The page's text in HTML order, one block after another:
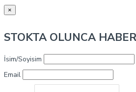
×
STOKTA OLUNCA
İsim/Soyisim
Email